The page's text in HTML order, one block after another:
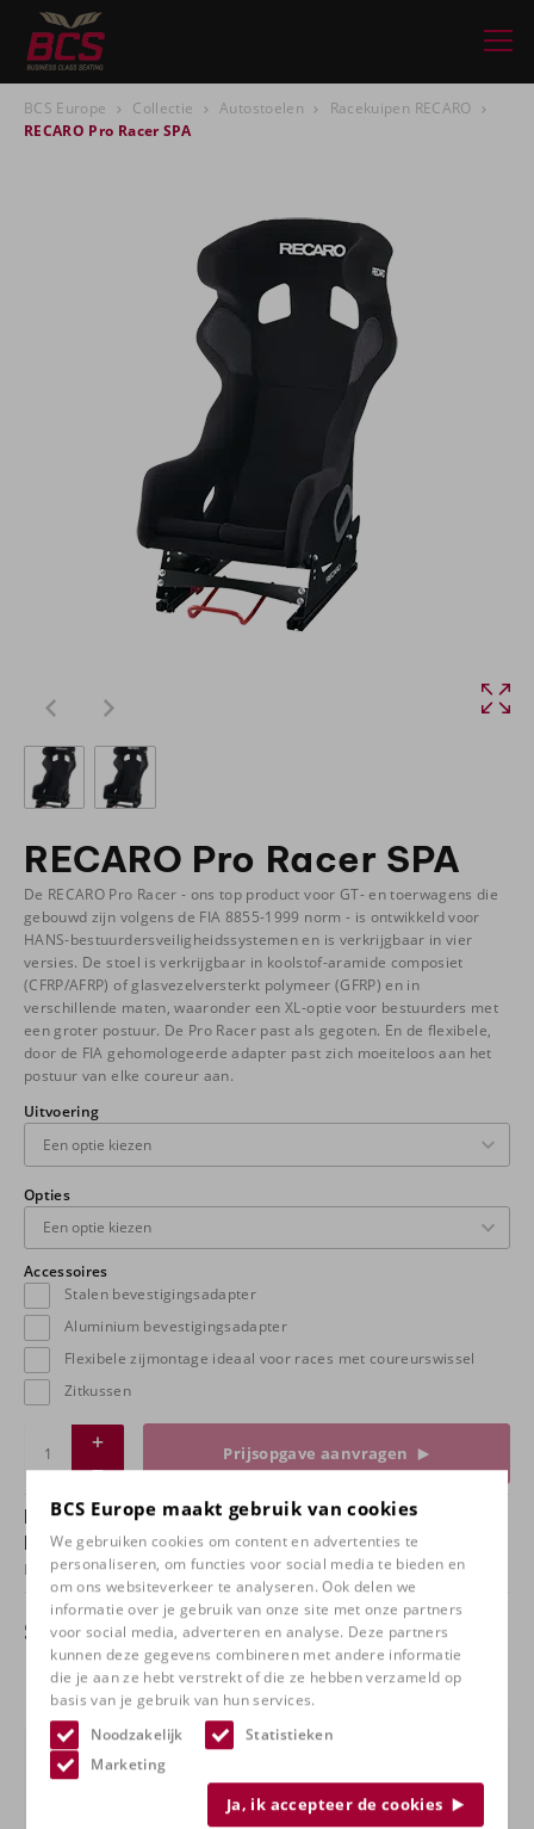
BCS Europe maakt gebruik van cookies
We gebruiken cookies om content en advertenties te
personaliseren, om functies voor social media te bieden en
om ons websiteverkeer te analyseren. Ook delen we
informatie over je gebruik van onze site met onze partners
voor social media, adverteren en analyse. Deze partners
kunnen deze gegevens combineren met andere informatie
die je aan ze hebt verstrekt of die ze hebben verzameld op
basis van je gebruik van hun services.
Noodzakelijk
Statistieken
Marketing
Ja, ik accepteer de cookies
BCS Europe Collectie Autostoelen
Racekuipen RECARO
RECARO Pro Racer SPA
RECARO Pro Racer SPA
De RECARO Pro Racer - ons top product voor GT- en toerwagens die
gebouwd zijn volgens de FIA 8855-1999 norm - is ontwikkeld voor
HANS-bestuurdersveiligheidssystemen en is verkrijgbaar in vier
versies. De stoel is verkrijgbaar in koolstof-aramide composiet
(CFRP/AFRP) of glasvezelversterkt polymeer (GFRP) en in
verschillende maten, waaronder een XL-optie voor bestuurders met
een groter postuur. De Pro Racer past als gegoten. En de flexibele,
door de FIA gehomologeerde adapter past zich moeiteloos aan het
postuur van elke coureur aan.
Uitvoering
Opties
Accessoires
Stalen bevestigingsadapter
Aluminium bevestigingsadapter
Flexibele zijmontage ideaal voor races met coureurswissel
Zitkussen
Prijsopgave aanvragen
Heb jij vragen over dit product of wil je het
product in het onze winkel bekijken?
Neemcontactmet ons op en kom bij ons proefzitten!
Specificaties
Uitvoering
SPA stof Velours zwart, SPA XL
stof Velours zwart
Eigenschappen
Koolstof aramide (CFRP/AFRP),
Ontwikkeld voor het gebruik van